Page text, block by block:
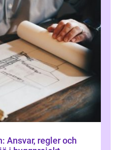
Ansvar, regler och